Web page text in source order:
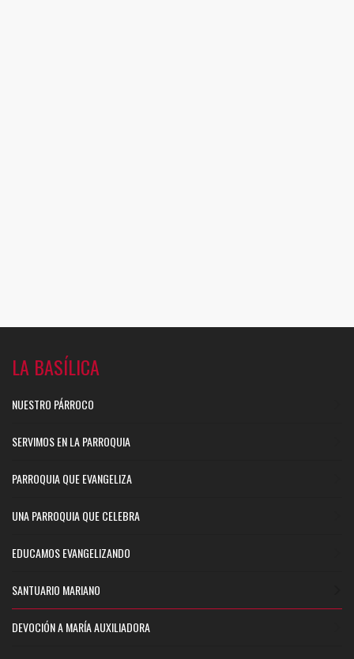
LA BASÍLICA
NUESTRO PÁRROCO
SERVIMOS EN LA PARROQUIA
PARROQUIA QUE EVANGELIZA
UNA PARROQUIA QUE CELEBRA
EDUCAMOS EVANGELIZANDO
SANTUARIO MARIANO
DEVOCIÓN A MARÍA AUXILIADORA